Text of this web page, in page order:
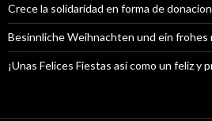
Crece la solidaridad en forma de
Besinnliche Weihnachten und ein frohes
¡Unas Felices Fiestas así como un feliz y